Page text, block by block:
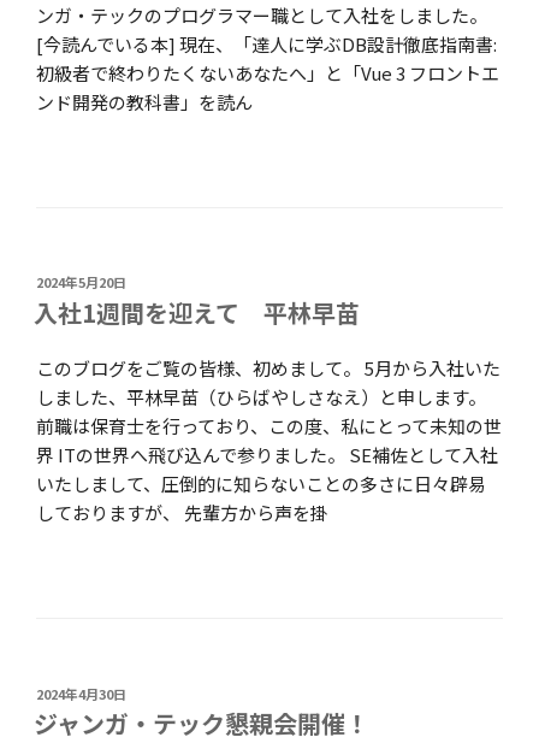
ンガ・テックのプログラマー職として入社をしました。
[今読んでいる本] 現在、「達人に学ぶDB設計徹底指南書:
初級者で終わりたくないあなたへ」と「Vue 3 フロントエ
ンド開発の教科書」を読ん
投
稿
日:
2024年5月20日
入社1週間を迎えて 平林早苗
このブログをご覧の皆様、初めまして。 5月から入社いた
しました、平林早苗（ひらばやしさなえ）と申します。
前職は保育士を行っており、この度、私にとって未知の世
界 ITの世界へ飛び込んで参りました。 SE補佐として入社
いたしまして、圧倒的に知らないことの多さに日々辟易
しておりますが、 先輩方から声を掛
投
稿
日:
2024年4月30日
ジャンガ・テック懇親会開催！